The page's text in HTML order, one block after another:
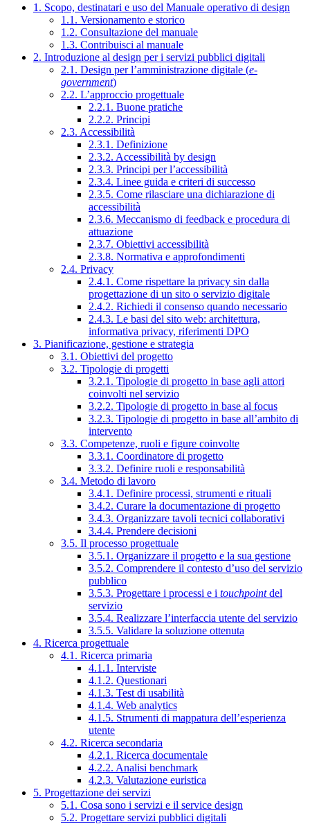
1. Scopo, destinatari e uso del Manuale operativo di design
1.1. Versionamento e storico
1.2. Consultazione del manuale
1.3. Contribuisci al manuale
2. Introduzione al design per i servizi pubblici digitali
2.1. Design per l’amministrazione digitale (e-
government)
2.2. L’approccio progettuale
2.2.1. Buone pratiche
2.2.2. Principi
2.3. Accessibilità
2.3.1. Definizione
2.3.2. Accessibilità by design
2.3.3. Principi per l’accessibilità
2.3.4. Linee guida e criteri di successo
2.3.5. Come rilasciare una dichiarazione di
accessibilità
2.3.6. Meccanismo di feedback e procedura di
attuazione
2.3.7. Obiettivi accessibilità
2.3.8. Normativa e approfondimenti
2.4. Privacy
2.4.1. Come rispettare la privacy sin dalla
progettazione di un sito o servizio digitale
2.4.2. Richiedi il consenso quando necessario
2.4.3. Le basi del sito web: architettura,
informativa privacy, riferimenti DPO
3. Pianificazione, gestione e strategia
3.1. Obiettivi del progetto
3.2. Tipologie di progetti
3.2.1. Tipologie di progetto in base agli attori
coinvolti nel servizio
3.2.2. Tipologie di progetto in base al focus
3.2.3. Tipologie di progetto in base all’ambito di
intervento
3.3. Competenze, ruoli e figure coinvolte
3.3.1. Coordinatore di progetto
3.3.2. Definire ruoli e responsabilità
3.4. Metodo di lavoro
3.4.1. Definire processi, strumenti e rituali
3.4.2. Curare la documentazione di progetto
3.4.3. Organizzare tavoli tecnici collaborativi
3.4.4. Prendere decisioni
3.5. Il processo progettuale
3.5.1. Organizzare il progetto e la sua gestione
3.5.2. Comprendere il contesto d’uso del servizio
pubblico
3.5.3. Progettare i processi e i touchpointdel
servizio
3.5.4. Realizzare l’interfaccia utente del servizio
3.5.5. Validare la soluzione ottenuta
4. Ricerca progettuale
4.1. Ricerca primaria
4.1.1. Interviste
4.1.2. Questionari
4.1.3. Test di usabilità
4.1.4. Web analytics
4.1.5. Strumenti di mappatura dell’esperienza
utente
4.2. Ricerca secondaria
4.2.1. Ricerca documentale
4.2.2. Analisi benchmark
4.2.3. Valutazione euristica
5. Progettazione dei servizi
5.1. Cosa sono i servizi e il service design
5.2. Progettare servizi pubblici digitali